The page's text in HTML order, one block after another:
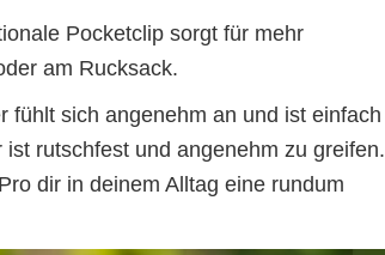
Pocketclip sorgt für mehr
am Rucksack.
fühlt sich angenehm an und ist einfach
rutschfest und angenehm zu greifen.
dir in deinem Alltag eine rundum